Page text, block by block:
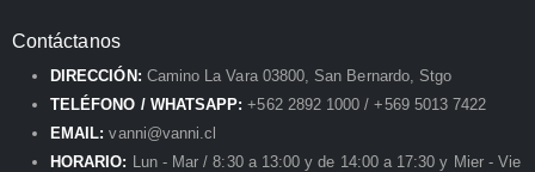
Contáctanos
DIRECCIÓN: Camino La Vara 03800, San Bernardo, Stgo
TELÉFONO / WHATSAPP: +562 2892 1000 / +569 5013 7422
EMAIL: vanni@vanni.cl
HORARIO: Lun - Mar / 8:30 a 13:00 y de 14:00 a 17:30 y Mier - Vie